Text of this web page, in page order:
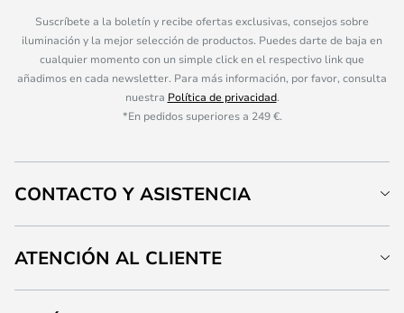
Suscríbete a la boletín y recibe ofertas exclusivas, consejos sobre
iluminación y la mejor selección de productos. Puedes darte de baja en
cualquier momento con un simple click en el respectivo link que
añadimos en cada newsletter. Para más información, por favor, consulta
nuestra Política de privacidad.
*En pedidos superiores a 249 €.
CONTACTO Y ASISTENCIA
ATENCIÓN AL CLIENTE